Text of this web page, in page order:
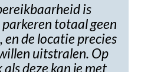
is
totaal geen
en de locatie precies
uitstralen. Op
als deze kan je met